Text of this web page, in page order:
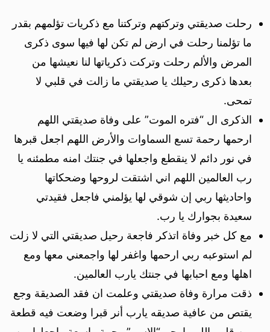
رحلت صديقتي وتركتهم وتركتنا مع ذكريات تؤلمهم بقدر
ما تؤلمنا رحلت في ارض لم تكن لها فيها سوى ذكرى
المرض والألم رحلت وتركت ذكرياتها لنا نعيشها من
بعدها ذكرى رحيلك يا صديقتي ما زالت في قلبي لا
تمحى.
الذكرى ال “فتره الموت” على وفاة صديقتي اللهم
ارحمها رحمة تسع السماوات والأرض اللهم اجعل قبرها
في نور دائم لا ينقطع واجعلها في جنتك امنه مطمئنه يا
رب العالمين اللهم اني اشتقت لروحها وضحكاتها
واحاديثها ربي إن شوقي لها يؤلمني فاجعل فقيدتي
سعيدة بجوارك يا رب.
مع كل خبر وفاة اتذكر فاجعة رحيل صديقتي التي لا زلت
لم استوعبه ربي ارحمها واغفر لها واجمعني معها ومع
اهلها ومع احبابها في جنتك يارب العالمين.
ذقت مرارة وفاة صديقتي وعلمت ان فقد الصديقة وجع
يقتص من عافية صديقه يارب أنر قبرا وضعت فيه قطعة